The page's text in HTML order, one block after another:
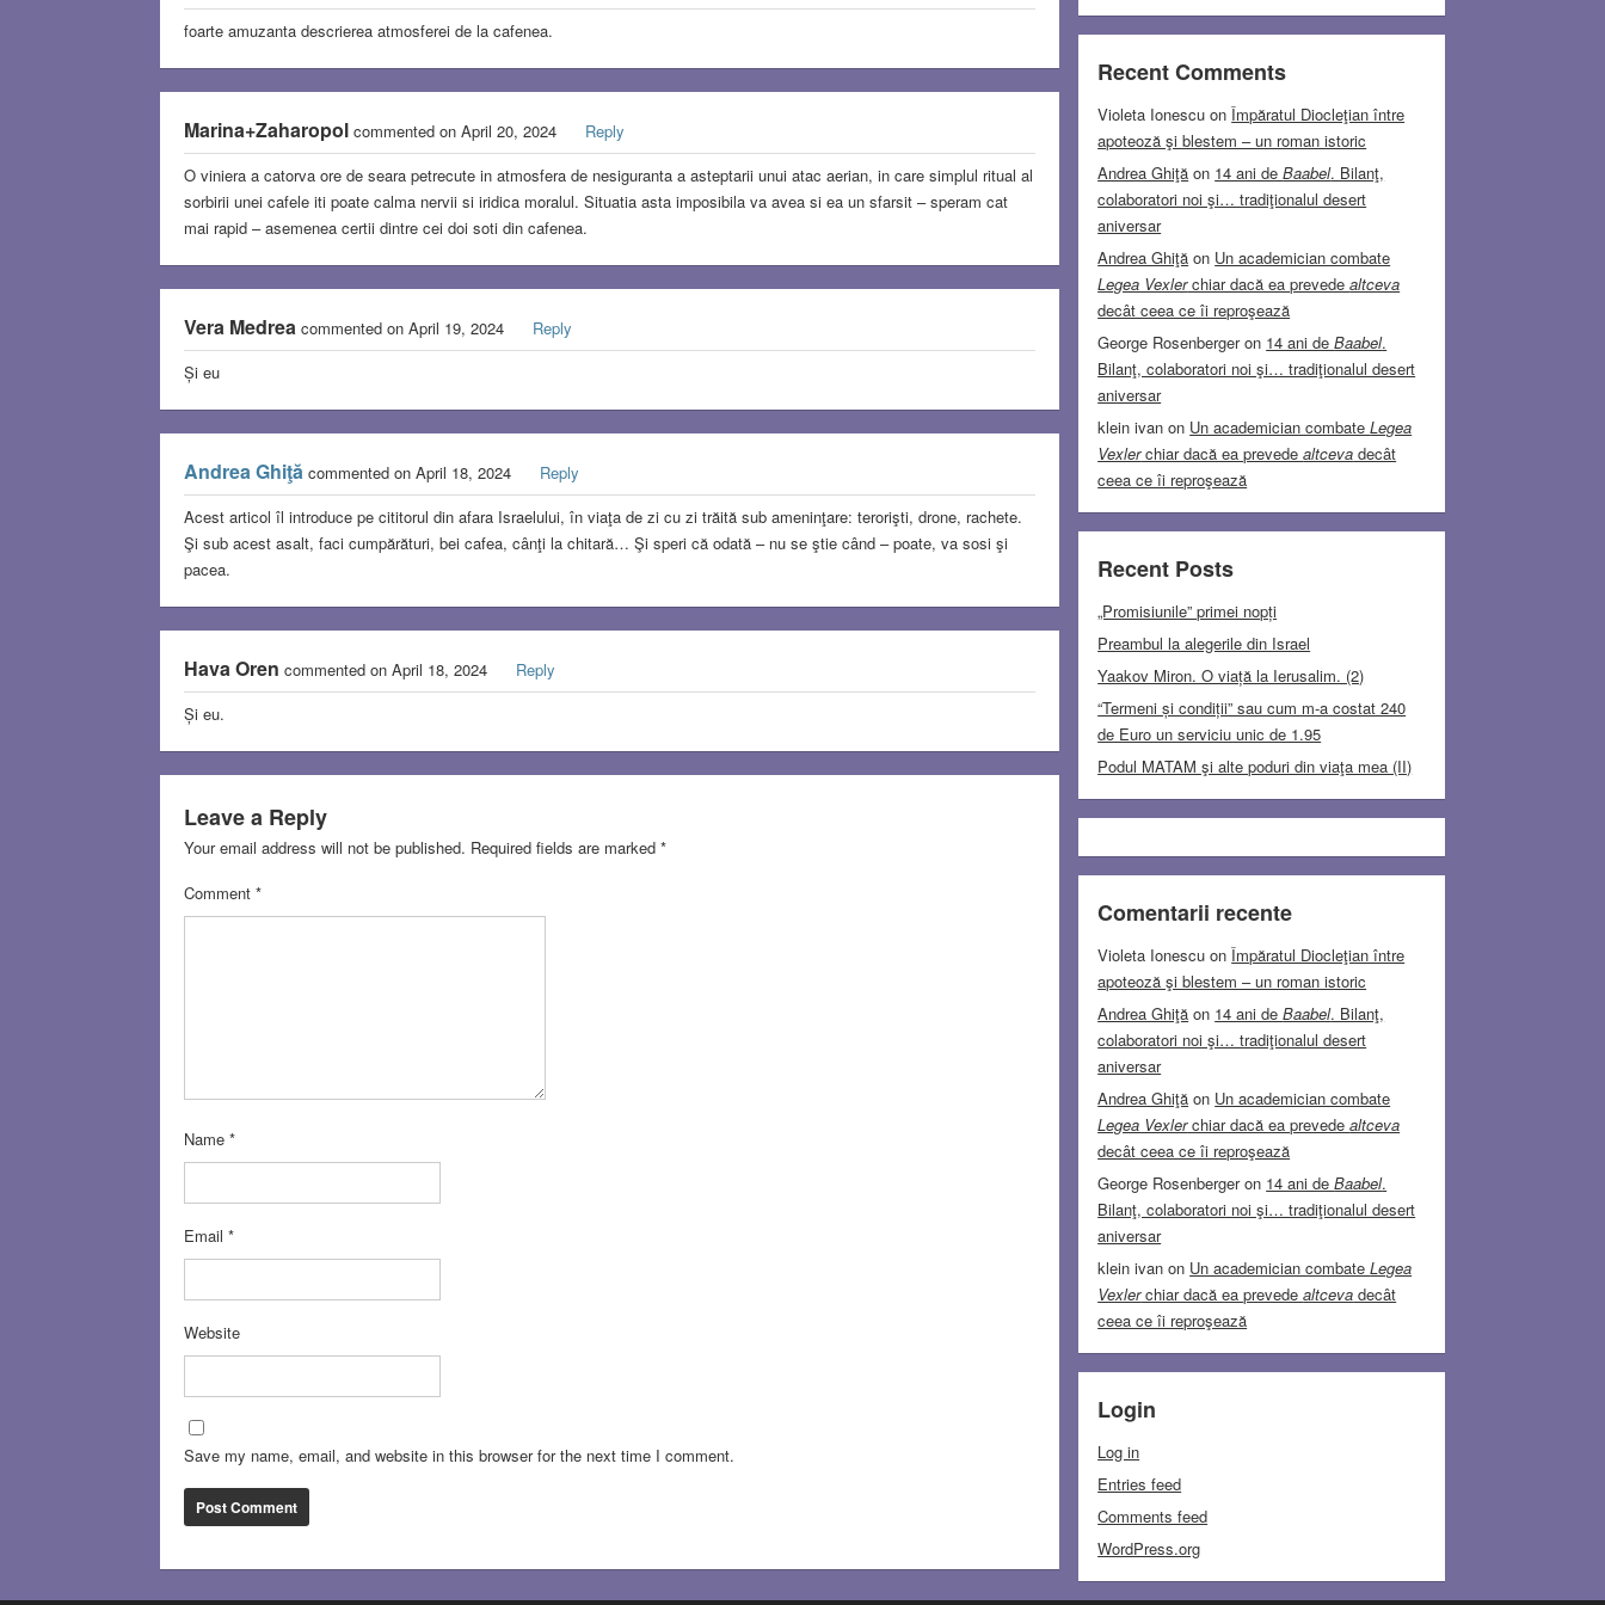
foarte amuzanta descrierea atmosferei de la cafenea.
Marina+Zaharopol commented on April 20, 2024
Reply
O viniera a catorva ore de seara petrecute in atmosfera de nesiguranta a asteptarii unui atac aerian, in care simplul ritual al
sorbirii unei cafele iti poate calma nervii si iridica moralul. Situatia asta imposibila va avea si ea un sfarsit – speram cat
mai rapid – asemenea certii dintre cei doi soti din cafenea.
Vera Medrea commented on April 19, 2024
Reply
Și eu
Andrea Ghiţă commented on April 18, 2024
Reply
Acest articol îl introduce pe cititorul din afara Israelului, în viaţa de zi cu zi trăită sub ameninţare: terorişti, drone, rachete.
Şi sub acest asalt, faci cumpărături, bei cafea, cânţi la chitară… Şi speri că odată – nu se ştie când – poate, va sosi şi
pacea.
Hava Oren commented on April 18, 2024
Reply
Și eu.
Leave a Reply
Your email address will not be published. Required fields are marked*
Comment*
Name*
Email*
Website
Save my name, email, and website in this browser for the next time I comment.
Recent Comments
Violeta Ionescu onÎmpăratul Diocleţian între
apoteoză şi blestem – un roman istoric
Andrea Ghiţă on 14 ani deBaabel. Bilanţ,
colaboratori noi şi… tradiţionalul desert
aniversar
Andrea Ghiţă on Un academician combate
Legea Vexlerchiar dacă ea prevedealtceva
decât ceea ce îi reproşează
George Rosenbergeron 14 ani deBaabel.
Bilanţ, colaboratori noi şi… tradiţionalul desert
aniversar
klein ivan on Un academician combateLegea
Vexlerchiar dacă ea prevedealtceva decât
ceea ce îi reproşează
Recent Posts
„Promisiunile” primei nopți
Preambul la alegerile din Israel
Yaakov Miron. O viață la Ierusalim. (2)
“Termeni și condiții” sau cum m-a costat 240
de Euro un serviciu unic de 1.95
Podul MATAM şi alte poduri din viaţa mea (II)
Comentarii recente
Violeta Ionescu onÎmpăratul Diocleţian între
apoteoză şi blestem – un roman istoric
Andrea Ghiţă on 14 ani deBaabel. Bilanţ,
colaboratori noi şi… tradiţionalul desert
aniversar
Andrea Ghiţă on Un academician combate
Legea Vexlerchiar dacă ea prevedealtceva
decât ceea ce îi reproşează
George Rosenbergeron 14 ani deBaabel.
Bilanţ, colaboratori noi şi… tradiţionalul desert
aniversar
klein ivan on Un academician combateLegea
Vexlerchiar dacă ea prevedealtceva decât
ceea ce îi reproşează
Login
Log in
Entries feed
Comments feed
WordPress.org